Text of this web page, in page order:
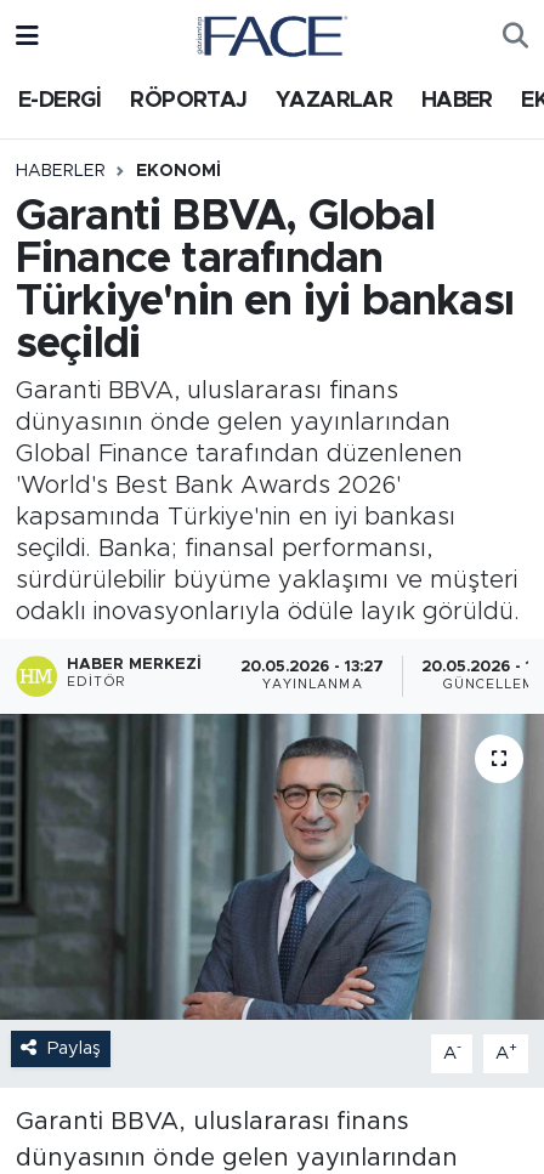
E-DERGİ RÖPORTAJ YAZARLAR HABER
HABERLER EKONOMI
Garanti BBVA, Global
Finance tarafından
Türkiye'nin en iyi bankası
seçildi
Garanti BBVA, uluslararası finans
dünyasının önde gelen yayınlarından
Global Finance tarafından düzenlenen
'World's Best Bank Awards 2026'
kapsamında Türkiye'nin en iyi bankası
seçildi. Banka; finansal performansı,
sürdürülebilir büyüme yaklaşımı ve müşteri
odaklı inovasyonlarıyla ödüle layık görüldü.
HABER MERKEZI
EDITÖR
20.05.2026 - 13:27
YAYINLANMA
20.05.2026 -
GÜNCELLEME
Paylaş A- A+
Garanti BBVA, uluslararası finans
dünyasının önde gelen yayınlarından
HABER
Nöbetçi Eczaneler
Trafik Durumu
Süper Lig Puan Durumu ve Fikstür
Tüm Manşetler
Son Dakika Haberleri
Haber Arşivi